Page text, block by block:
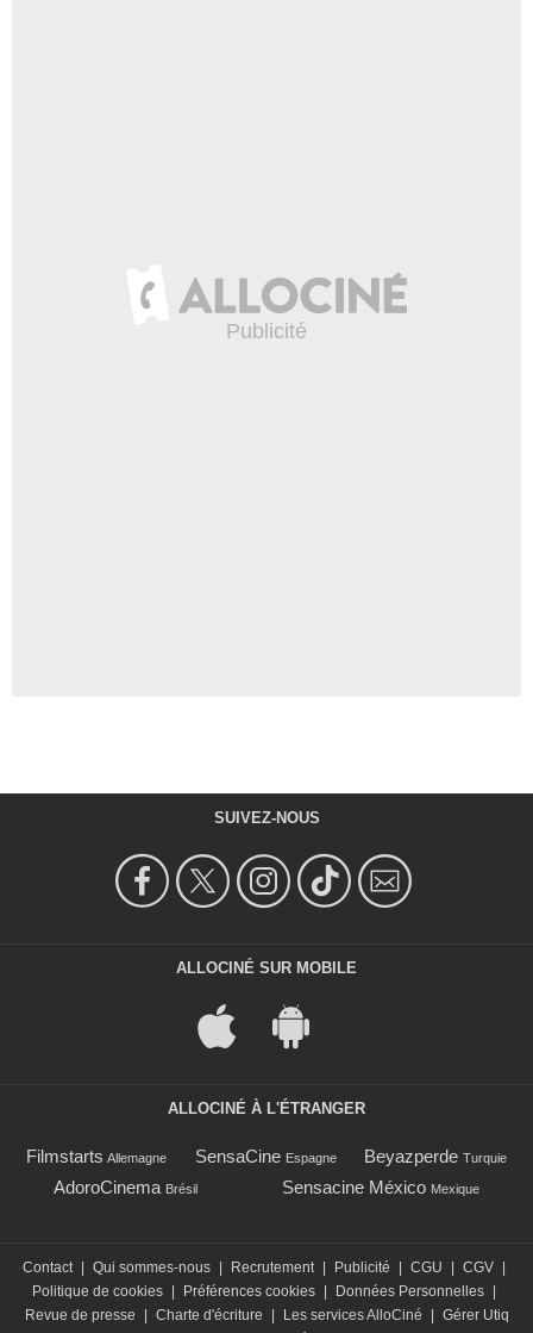
SUIVEZ-NOUS
ALLOCINÉ SUR MOBILE
ALLOCINÉ À L'ÉTRANGER
Filmstarts Allemagne SensaCine Espagne Beyazperde Turquie
AdoroCinema Brésil Sensacine México Mexique
Contact | Qui sommes-nous | Recrutement | Publicité | CGU | CGV |
Politique de cookies | Préférences cookies | Données Personnelles |
Revue de presse
| Charte d'écriture | Les services AlloCiné | Gérer Utiq